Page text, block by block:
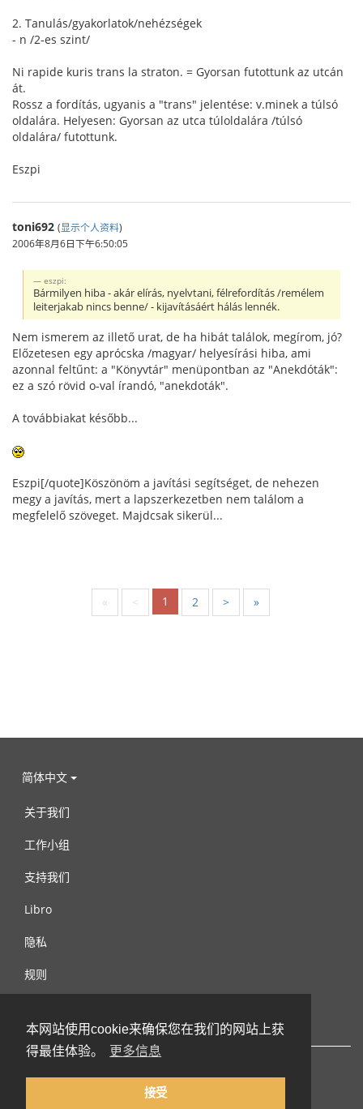
本网站使用cookie来确保您在我们的网站上获
得最佳体验。
更多信息
接受
2. Tanulás/gyakorlatok/nehézségek
- n /2-es szint/
Ni rapide kuris trans la straton. = Gyorsan futottunk az utcán
át.
Rossz a fordítás, ugyanis a "trans" jelentése: v.minek a túlsó
oldalára. Helyesen: Gyorsan az utca túloldalára /túlsó
oldalára/ futottunk.
Eszpi
toni692 (显示个人资料)
2006年8月6日下午6:50:05
eszpi:
Bármilyen hiba - akár elírás, nyelvtani, félrefordítás /remélem
leiterjakab nincs benne/ - kijavításáért hálás lennék.
Nem ismerem az illető urat, de ha hibát találok, megírom, jó?
Előzetesen egy aprócska /magyar/ helyesírási hiba, ami
azonnal feltűnt: a "Könyvtár" menüpontban az "Anekdóták":
ez a szó rövid o-val írandó, "anekdoták".
A továbbiakat később...
Eszpi[/quote]Köszönöm a javítási segítséget, de nehezen
megy a javítás, mert a lapszerkezetben nem találom a
megfelelő szöveget. Majdcsak sikerül...
« < 1 2 > »
简体中文
关于我们
工作小组
支持我们
Libro
隐私
规则